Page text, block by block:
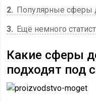
2
Популярные сферы
3
Ещё немного
Какие сферы
подходят под